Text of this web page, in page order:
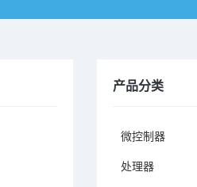
产品分类
微控制器
处理器